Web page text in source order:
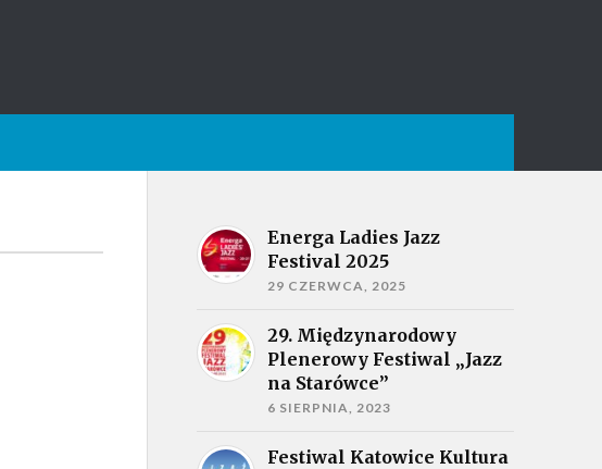
Energa Ladies Jazz
Festival 2025
29 CZERWCA, 2025
29. Międzynarodowy
Plenerowy Festiwal „Jazz
na Starówce”
6 SIERPNIA, 2023
Festiwal Katowice Kultura